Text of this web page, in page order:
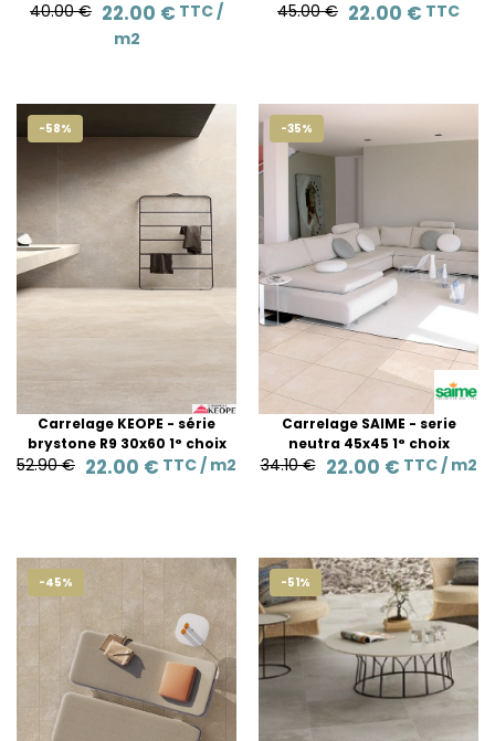
40.00 € 22.00 € TTC /
m2
45.00 € 22.00 € TTC
-58%
Carrelage KEOPE - série
brystone R9 30x60 1° choix
52.90 € 22.00 € TTC / m2
-35%
Carrelage SAIME - serie
neutra 45x45 1° choix
34.10 € 22.00 € TTC / m2
-45% -51%